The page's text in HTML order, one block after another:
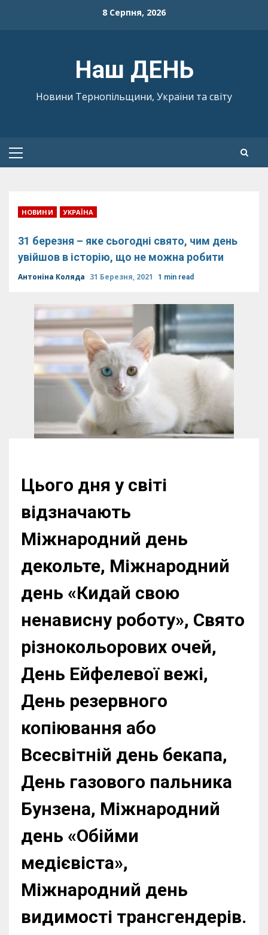
8 Серпня, 2026
Наш ДЕНЬ
Новини Тернопільщини, України та світу
Primary
НОВИНИ УКРАЇНА
31 березня – яке сьогодні свято, чим день
увійшов в історію, що не можна робити
Антоніна Коляда 31 Березня, 2021 1 min read
Цього дня у світі
відзначають
Міжнародний день
декольте, Міжнародний
день «Кидай свою
ненависну роботу», Свято
різнокольорових очей,
День Ейфелевої вежі,
День резервного
копіювання або
Всесвітній день бекапа,
День газового пальника
Бунзена, Міжнародний
день «Обійми
медієвіста»,
Міжнародний день
видимості трансгендерів.